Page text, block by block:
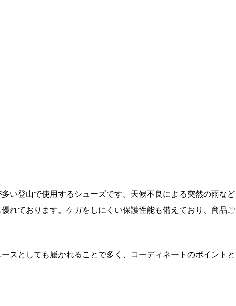
い登山で使用するシューズです。天候不良による突然の雨など
れております。ケガをしにくい保護性能も備えており、商品ご
スとしても履かれることで多く、コーディネートのポイントと